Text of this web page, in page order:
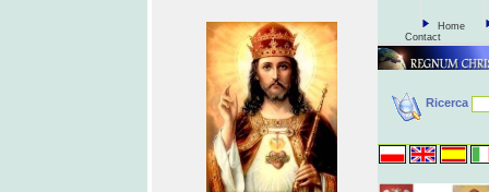
Home
Contact
Ricerca